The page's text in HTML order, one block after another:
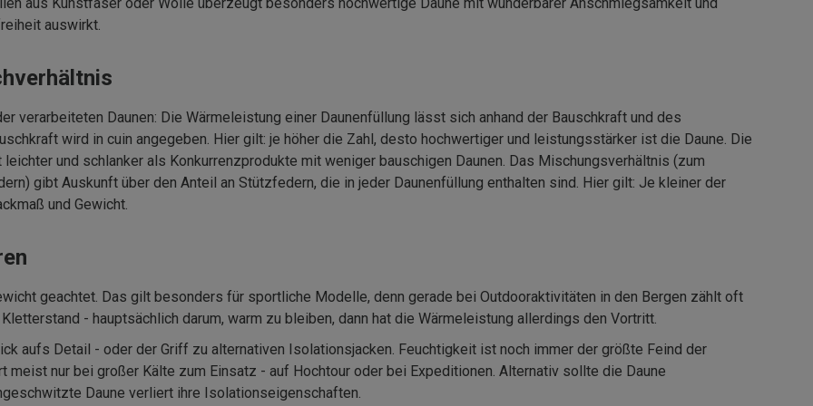
auswirkt.
verarbeiteten Daunen: Die Wärmeleistung einer Daunenfüllung lässt sich anhand der Bauschkraft und des
wird in cuin angegeben. Hier gilt: je höher die Zahl, desto hochwertiger und leistungsstärker ist die Daune. Die
und schlanker als Konkurrenzprodukte mit weniger bauschigen Daunen. Das Mischungsverhältnis (zum
gibt Auskunft über den Anteil an Stützfedern, die in jeder Daunenfüllung enthalten sind. Hier gilt: Je kleiner der
und Gewicht.
geachtet. Das gilt besonders für sportliche Modelle, denn gerade bei Outdooraktivitäten in den Bergen zählt oft
- hauptsächlich darum, warm zu bleiben, dann hat die Wärmeleistung allerdings den Vortritt.
aufs Detail - oder der Griff zu alternativen Isolationsjacken. Feuchtigkeit ist noch immer der größte Feind der
meist nur bei großer Kälte zum Einsatz - auf Hochtour oder bei Expeditionen. Alternativ sollte die Daune
Daune verliert ihre Isolationseigenschaften.